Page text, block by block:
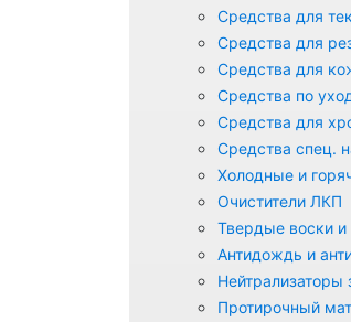
Средства для
Средства для
Средства для
Средства по
Средства для
Средства спец.
Холодные и
Очистители ЛКП
Твердые воски и
Антидождь и
Нейтрализаторы
Протирочный